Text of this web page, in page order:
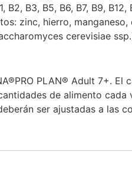
B3, B5, B6, B7, B9,
zinc, hierro,
cerevisiae
PLAN® Adult 7+.
de alimento
ser ajustadas a las